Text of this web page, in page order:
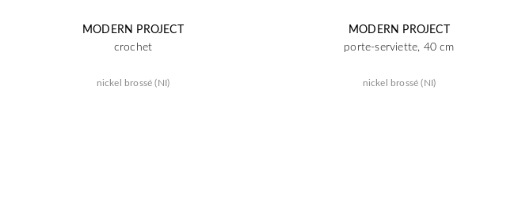
MODERN PROJECT
crochet
nickel brossé (NI)
MODERN PROJECT
porte-serviette, 40 cm
nickel brossé (NI)